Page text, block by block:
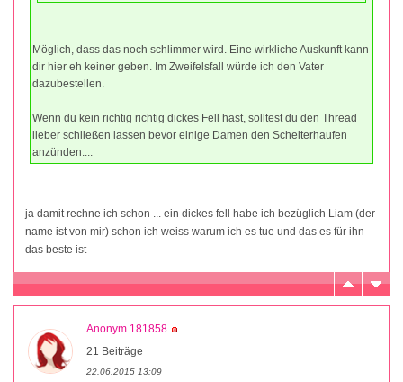
Möglich, dass das noch schlimmer wird. Eine wirkliche Auskunft kann
dir hier eh keiner geben. Im Zweifelsfall würde ich den Vater
dazubestellen.
Wenn du kein richtig richtig dickes Fell hast, solltest du den Thread
lieber schließen lassen bevor einige Damen den Scheiterhaufen
anzünden....
ja damit rechne ich schon ... ein dickes fell habe ich bezüglich Liam (der
name ist von mir) schon ich weiss warum ich es tue und das es für ihn
das beste ist
Anonym 181858
21 Beiträge
22.06.2015 13:09